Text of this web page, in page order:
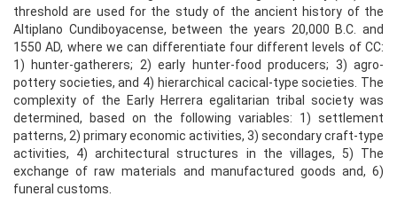
threshold are used for the study of the ancient history of the
Altiplano Cundiboyacense, between the years 20,000 B.C. and
1550 AD, where we can differentiate four different levels of CC:
1) hunter-gatherers; 2) early hunter-food producers; 3) agro-
pottery societies, and 4) hierarchical cacical-type societies. The
complexity of the Early Herrera egalitarian tribal society was
determined, based on the following variables: 1) settlement
patterns, 2) primary economic activities, 3) secondary craft-type
activities, 4) architectural structures in the villages, 5) The
exchange of raw materials and manufactured goods and, 6)
funeral customs.